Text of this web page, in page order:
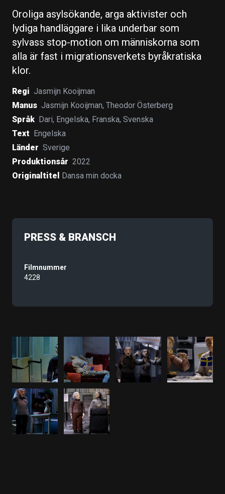
Oroliga asylsökande, arga aktivister och
lydiga handläggare i lika underbar som
sylvass stop-motion om människorna som
alla är fast i migrationsverkets byråkratiska
klor.
Regi Jasmijn Kooijman
Manus Jasmijn Kooijman, Theodor Österberg
Språk Dari, Engelska, Franska, Svenska
Text Engelska
Länder Sverige
Produktionsår 2022
Originaltitel Dansa min docka
PRESS & BRANSCH
Filmnummer
4228